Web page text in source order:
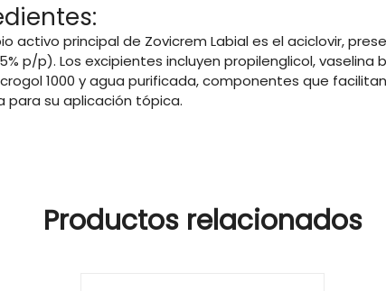
activo principal de Zovicrem Labial es el aciclovir,
p/p). Los excipientes incluyen propilenglicol,
1000 y agua purificada, componentes que
para su aplicación tópica.
Productos relacionados